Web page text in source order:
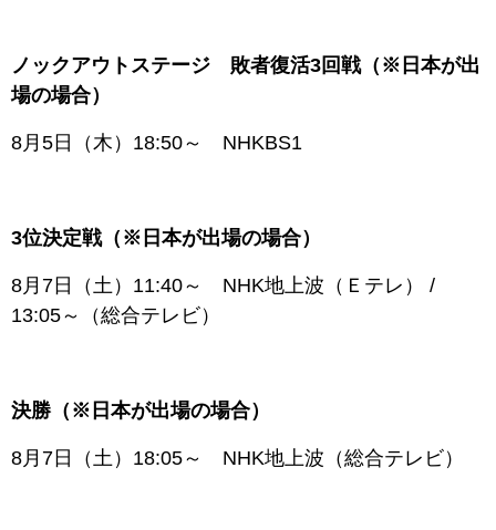
ノックアウトステージ 敗者復活3回戦（※日本が出
場の場合）
8月5日（木）18:50～ NHKBS1
3位決定戦（※日本が出場の場合）
8月7日（土）11:40～ NHK地上波（Ｅテレ） /
13:05～（総合テレビ）
決勝（※日本が出場の場合）
8月7日（土）18:05～ NHK地上波（総合テレビ）